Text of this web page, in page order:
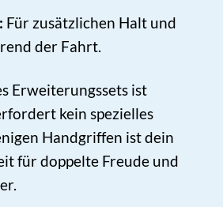
Für zusätzlichen Halt und
der Fahrt.
Erweiterungssets ist
kein spezielles
Handgriffen ist dein
für doppelte Freude und